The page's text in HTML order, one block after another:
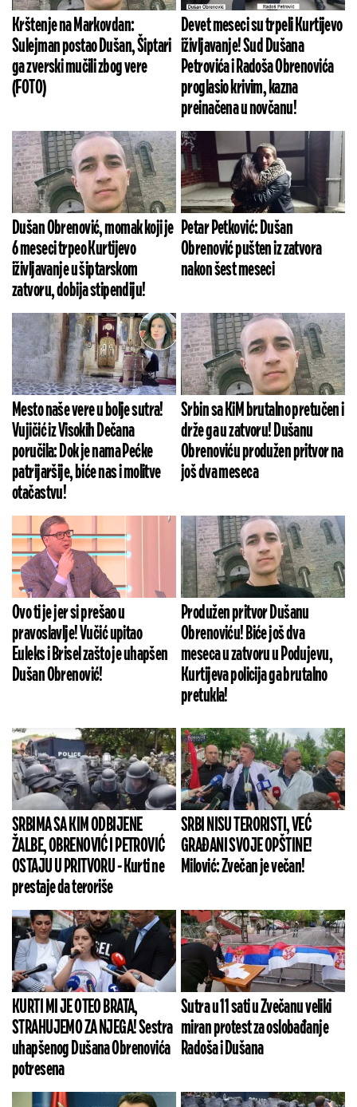
Krštenje na Markovdan:
Sulejman postao Dušan, Šiptari
ga zverski mučili zbog vere
(FOTO)
Devet meseci su trpeli Kurtijevo
iživljavanje! Sud Dušana
Petrovića i Radoša Obrenovića
proglasio krivim, kazna
preinačena u novčanu!
Dušan Obrenović, momak koji je
6 meseci trpeo Kurtijevo
iživljavanje u šiptarskom
zatvoru, dobija stipendiju!
Petar Petković: Dušan
Obrenović pušten iz zatvora
nakon šest meseci
Mesto naše vere u bolje sutra!
Vujičić iz Visokih Dečana
poručila: Dok je nama Pećke
patrijaršije, biće nas i molitve
otačastvu!
Srbin sa KiM brutalno pretučen i
drže ga u zatvoru! Dušanu
Obrenoviću produžen pritvor na
još dva meseca
Ovo ti je jer si prešao u
pravoslavlje! Vučić upitao
Euleks i Brisel zašto je uhapšen
Dušan Obrenović!
Produžen pritvor Dušanu
Obrenoviću! Biće još dva
meseca u zatvoru u Podujevu,
Kurtijeva policija ga brutalno
pretukla!
SRBIMA SA KIM ODBIJENE
ŽALBE, OBRENOVIĆ I PETROVIĆ
OSTAJU U PRITVORU - Kurti ne
prestaje da teroriše
SRBI NISU TERORISTI, VEĆ
GRAĐANI SVOJE OPŠTINE!
Milović: Zvečan je večan!
KURTI MI JE OTEO BRATA,
STRAHUJEMO ZA NJEGA! Sestra
uhapšenog Dušana Obrenovića
potresena
Sutra u 11 sati u Zvečanu veliki
miran protest za oslobađanje
Radoša i Dušana